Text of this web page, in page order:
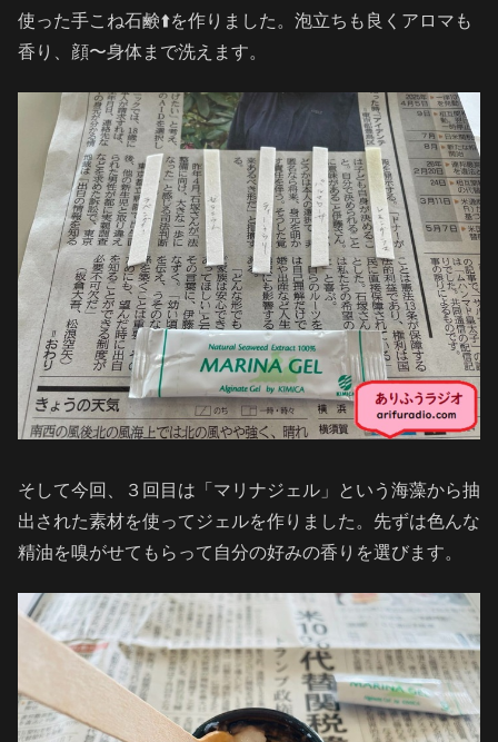
使った手こね石鹸⬆️を作りました。泡立ちも良くアロマも
香り、顔〜身体まで洗えます。
そして今回、３回目は「マリナジェル」という海藻から抽
出された素材を使ってジェルを作りました。先ずは色んな
精油を嗅がせてもらって自分の好みの香りを選びます。